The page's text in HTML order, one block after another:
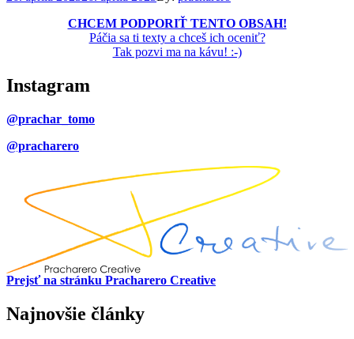
CHCEM PODPORIŤ TENTO OBSAH!
Páčia sa ti texty a chceš ich oceniť?
Tak pozvi ma na kávu! :-)
Instagram
@prachar_tomo
@pracharero
Prejsť na stránku Pracharero Creative
Najnovšie články